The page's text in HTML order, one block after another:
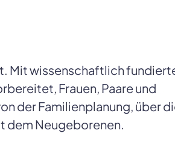
Mit wissenschaftlich
Frauen, Paare und
der Familienplanung, über
dem Neugeborenen.